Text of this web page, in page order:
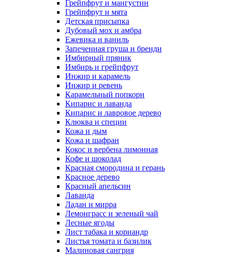
Грейпфрут и мангустин
Грейпфрут и мята
Детская присыпка
Дубовый мох и амбра
Ежевика и ваниль
Запеченная груша и бренди
Имбирный пряник
Имбирь и грейпфрут
Инжир и карамель
Инжир и ревень
Карамельный попкорн
Кипарис и лаванда
Кипарис и лавровое дерево
Клюква и специи
Кожа и дым
Кожа и шафран
Кокос и вербена лимонная
Кофе и шоколад
Красная смородина и герань
Красное дерево
Красный апельсин
Лаванда
Ладан и мирра
Лемонграсс и зеленый чай
Лесные ягоды
Лист табака и кориандр
Листья томата и базилик
Малиновая сангрия